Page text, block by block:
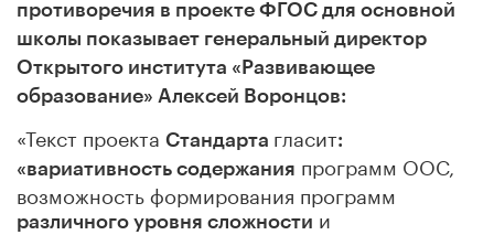
противоречия в проекте ФГОС для основной
школы показывает генеральный директор
Открытого института «Развивающее
образование» Алексей Воронцов:
«Текст проекта Стандарта гласит:
«вариативность содержания программ ООС,
возможность формирования программ
различного уровня сложностии